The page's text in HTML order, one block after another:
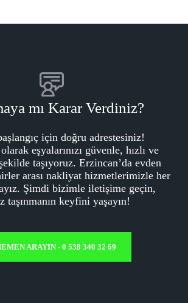
mı Karar Verdiniz?
için doğru adrestesiniz!
eşyalarınızı güvenle, hızlı ve
taşıyoruz. Erzincan’da evden
arası nakliyat hizmetlerimizle her
Şimdi bizimle iletişime geçin,
taşınmanın keyfini yaşayın!
ARAYIN - 0 538 340 32 69